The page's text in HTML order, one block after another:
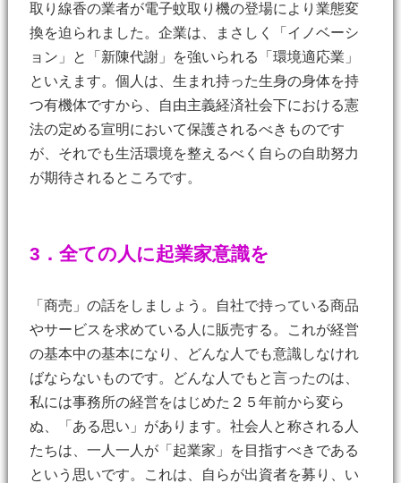
取り線香の業者が電子蚊取り機の登場により業態変
換を迫られました。企業は、まさしく「イノベーシ
ョン」と「新陳代謝」を強いられる「環境適応業」
といえます。個人は、生まれ持った生身の身体を持
つ有機体ですから、自由主義経済社会下における憲
法の定める宣明において保護されるべきものです
が、それでも生活環境を整えるべく自らの自助努力
が期待されるところです。
3．全ての人に起業家意識を
「商売」の話をしましょう。自社で持っている商品
やサービスを求めている人に販売する。これが経営
の基本中の基本になり、どんな人でも意識しなけれ
ばならないものです。どんな人でもと言ったのは、
私には事務所の経営をはじめた２５年前から変ら
ぬ、「ある思い」があります。社会人と称される人
たちは、一人一人が「起業家」を目指すべきである
という思いです。これは、自らが出資者を募り、い